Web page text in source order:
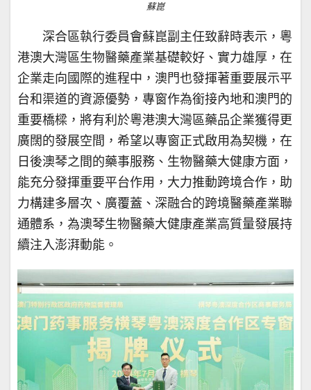
蘇崑
深合區執行委員會蘇崑副主任致辭時表示，粵
港澳大灣區生物醫藥產業基礎較好、實力雄厚，在
企業走向國際的進程中，澳門也發揮著重要展示平
台和渠道的資源優勢，專窗作為銜接內地和澳門的
重要橋樑，將有利於粵港澳大灣區藥品企業獲得更
廣闊的發展空間，希望以專窗正式啟用為契機，在
日後澳琴之間的藥事服務、生物醫藥大健康方面，
能充分發揮重要平台作用，大力推動跨境合作，助
力構建多層次、廣覆蓋、深融合的跨境醫藥產業聯
通體系，為澳琴生物醫藥大健康產業高質量發展持
續注入澎湃動能。